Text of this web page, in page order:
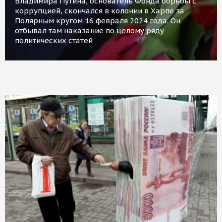
коррупцией, скончался в колонии в Харпе за
Полярным кругом 16 февраля 2024 года. Он
отбывал там наказание по целому ряду
политических статей